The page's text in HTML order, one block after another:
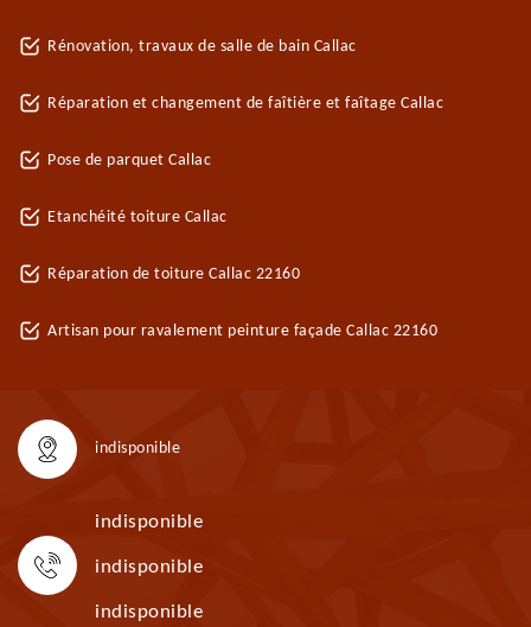
Rénovation, travaux de salle de bain Callac
Réparation et changement de faîtière et faîtage Callac
Pose de parquet Callac
Etanchéité toiture Callac
Réparation de toiture Callac 22160
Artisan pour ravalement peinture façade Callac 22160
indisponible
indisponible
indisponible
indisponible